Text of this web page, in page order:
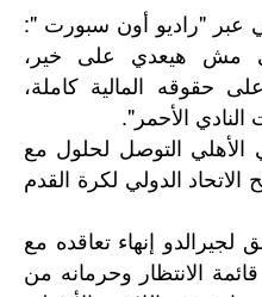
عبر "راديو أون سبورت ":
مش هيعدي على خير،
حقوقه المالية كاملة،
الأحمر".
التوصل لحلول مع
الاتحاد الدولي لكرة القدم
لجيرالدو إنهاء تعاقده مع
الانتظار وحرمانه من